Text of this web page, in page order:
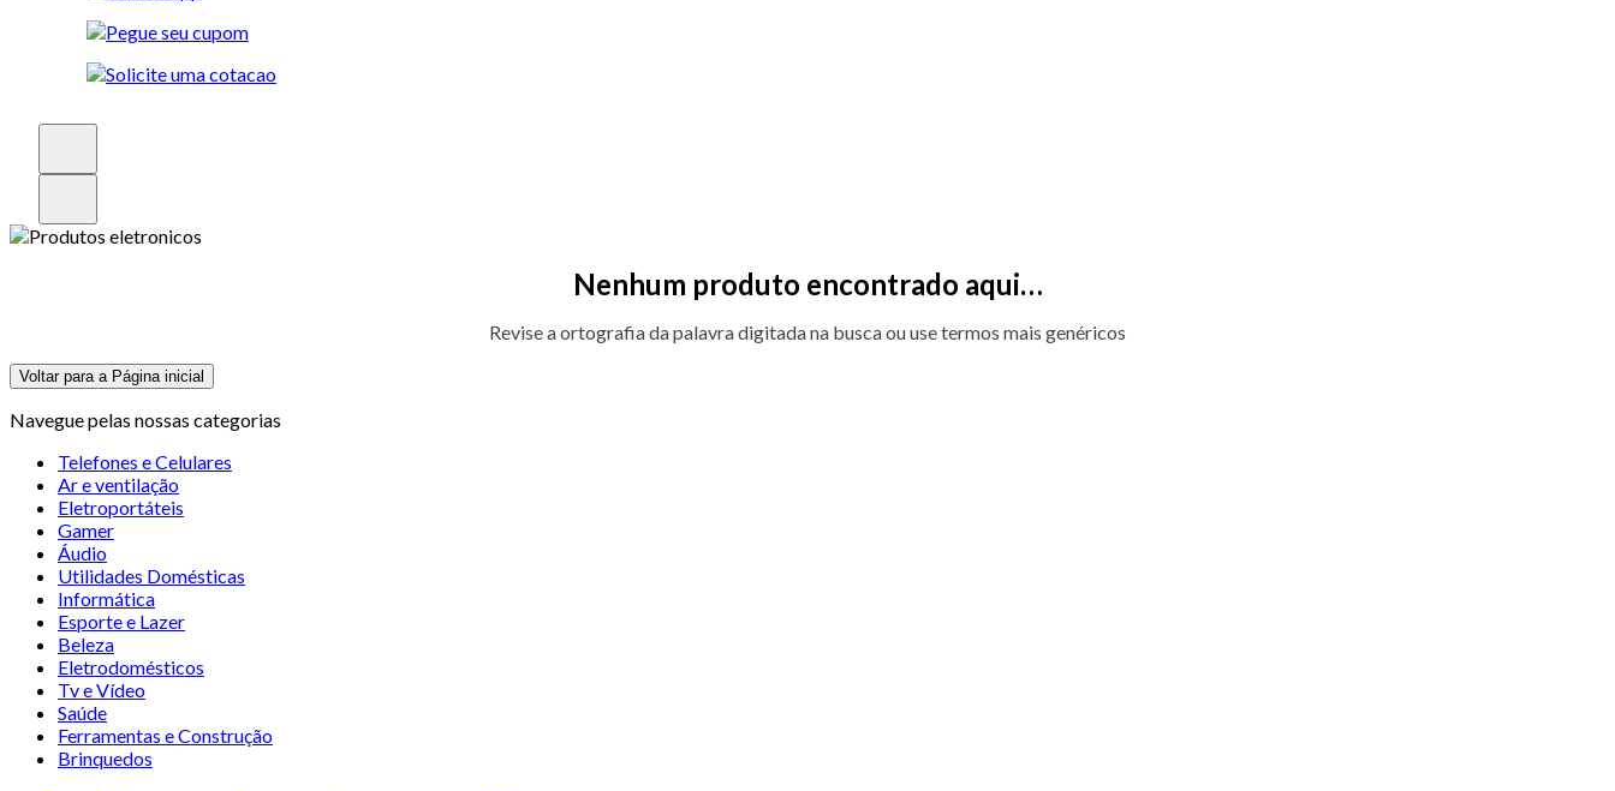
Nenhum produto encontrado aqui…
Revise a ortografia da palavra digitada na busca ou use termos mais genéricos
Voltar para a Página inicial
Navegue pelas nossas categorias
Telefones e Celulares
Ar e ventilação
Eletroportáteis
Gamer
Áudio
Utilidades Domésticas
Informática
Esporte e Lazer
Beleza
Eletrodomésticos
Tv e Vídeo
Saúde
Ferramentas e Construção
Brinquedos